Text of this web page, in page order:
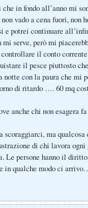
in fondo all’anno mi
vado a cena fuori, non
e potrei continuare
mi serve, però mi
il conto
il pesce piuttosto
con la paura che mi
di ritardo …. 60 mq
anche chi non esagera
scoraggiarci, ma qualcosa
di chi lavora ogni
Le persone hanno il
in qualche modo ci